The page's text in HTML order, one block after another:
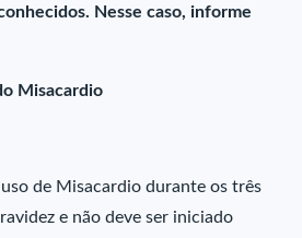
Nesse caso, informe
Misacardio
de Misacardio durante os três
e não deve ser iniciado